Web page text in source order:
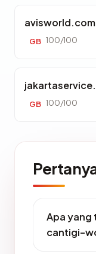
avisworld.com
GB 100/100
GB 100/100
Apa yang
cantigi-